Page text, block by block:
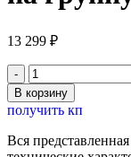
13 299 ₽
Количество
товара
Конструктор
Bauer
«Классический»
(Комплект
В корзину
получить кп
Вся